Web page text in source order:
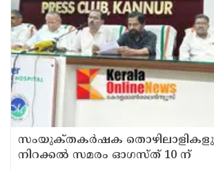
സംയുക്‌തകർഷക
നിറക്കൽ സമരം ഓഗസ്ത് 10 ന്